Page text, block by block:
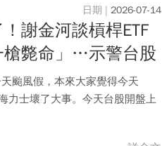
2026-07-14
謝金河談槓桿ETF
槍斃命」…示警台股
颱風假，本來大家覺得今天
力士壞了大事。今天台股開盤上